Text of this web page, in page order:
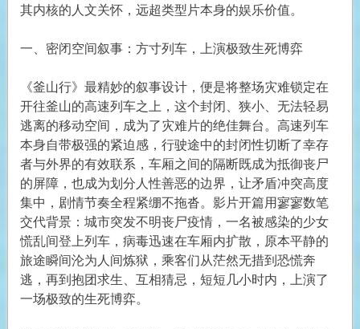
其内核的人文关怀，远超类型片本身的娱乐价值。
一、密闭空间叙事：方寸列车，上演极致生死博弈
《釜山行》最精妙的叙事设计，便是将整场灾难锁定在
开往釜山的高速列车之上，这个封闭、狭小、无法轻易
逃离的移动空间，成为了灾难片的绝佳舞台。高速列车
本身自带极强的紧迫感，行驶途中的封闭性切断了幸存
者与外界的有效联系，车厢之间的隔断既成为抵御丧尸
的屏障，也成为划分人性善恶的边界，让矛盾冲突高度
集中，剧情节奏全程紧绷不拖沓。影片开篇用寥寥数笔
交代背景：城市突发不明丧尸疫情，一名被感染的少女
慌乱间登上列车，病毒迅速在车厢内扩散，原本平静的
旅途瞬间沦为人间炼狱，乘客们从茫然无措到恐慌奔
逃，再到抱团求生、互相猜忌，短短几小时内，上演了
一场极致的生死博弈。